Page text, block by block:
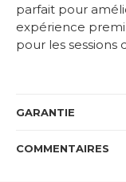
parfait pour
expérience
pour les sessions
GARANTIE
COMMENTAIRES